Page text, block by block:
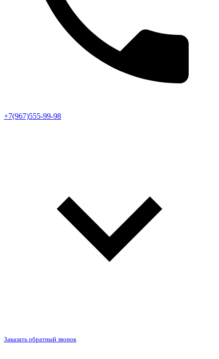
+7(967)555-99-98
Заказать обратный звонок